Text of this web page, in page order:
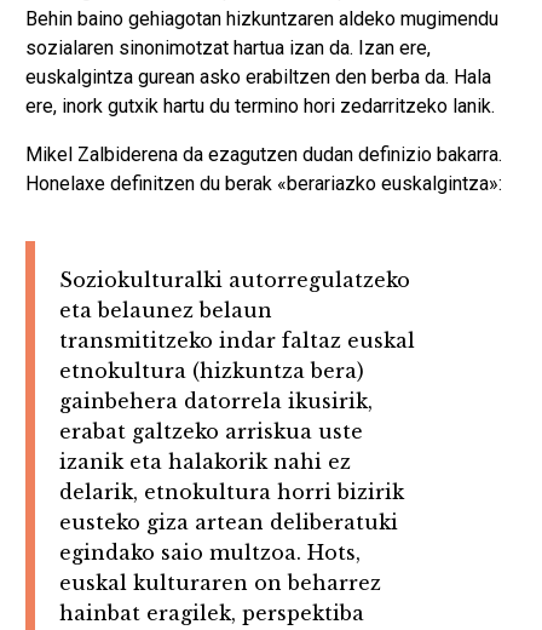
Behin baino gehiagotan hizkuntzaren aldeko mugimendu
sozialaren sinonimotzat hartua izan da. Izan ere,
euskalgintza gurean asko erabiltzen den berba da. Hala
ere, inork gutxik hartu du termino hori zedarritzeko lanik.
Mikel Zalbiderena da ezagutzen dudan definizio bakarra.
Honelaxe definitzen du berak «berariazko euskalgintza»:
Soziokulturalki autorregulatzeko
eta belaunez belaun
transmititzeko indar faltaz euskal
etnokultura (hizkuntza bera)
gainbehera datorrela ikusirik,
erabat galtzeko arriskua uste
izanik eta halakorik nahi ez
delarik, etnokultura horri bizirik
eusteko giza artean deliberatuki
egindako saio multzoa. Hots,
euskal kulturaren on beharrez
hainbat eragilek, perspektiba